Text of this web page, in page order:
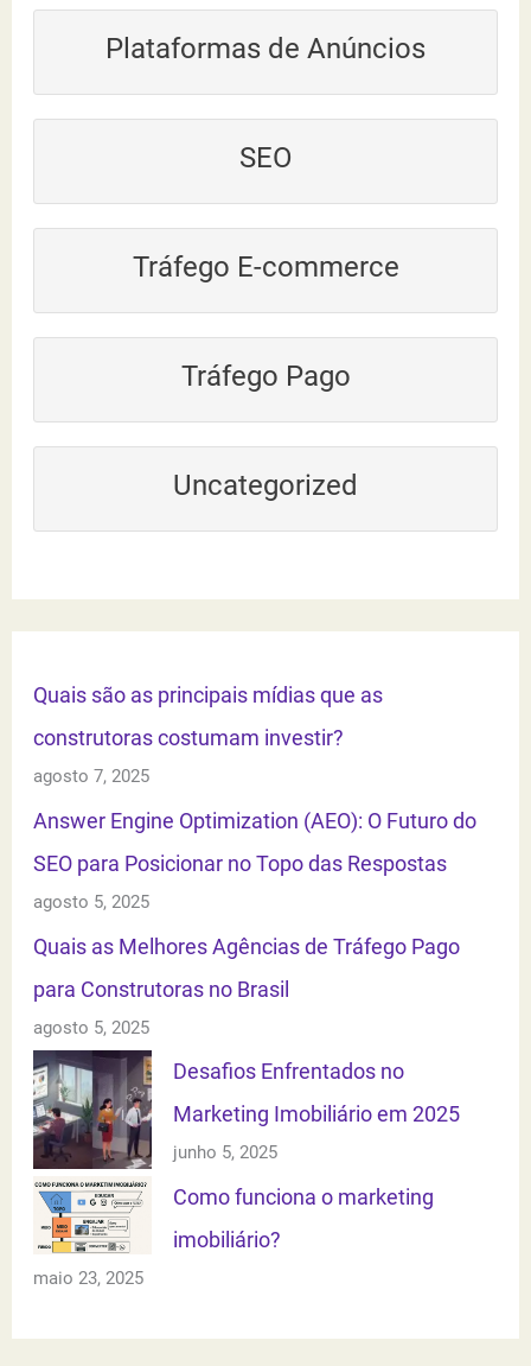
Plataformas de Anúncios
SEO
Tráfego E-commerce
Tráfego Pago
Uncategorized
Quais são as principais mídias que as
construtoras costumam investir?
agosto 7, 2025
Answer Engine Optimization (AEO): O Futuro do
SEO para Posicionar no Topo das Respostas
agosto 5, 2025
Quais as Melhores Agências de Tráfego Pago
para Construtoras no Brasil
agosto 5, 2025
Desafios Enfrentados no
Marketing Imobiliário em 2025
junho 5, 2025
Como funciona o marketing
imobiliário?
maio 23, 2025